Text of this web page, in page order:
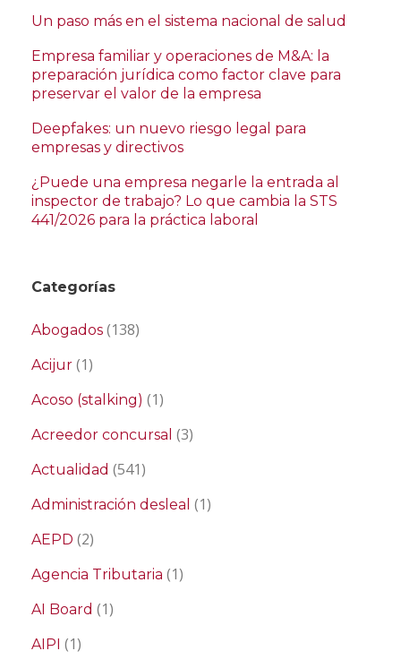
Un paso más en el sistema nacional de salud
Empresa familiar y operaciones de M&A: la
preparación jurídica como factor clave para
preservar el valor de la empresa
Deepfakes: un nuevo riesgo legal para
empresas y directivos
¿Puede una empresa negarle la entrada al
inspector de trabajo? Lo que cambia la STS
441/2026 para la práctica laboral
Categorías
Abogados (138)
Acijur (1)
Acoso (stalking) (1)
Acreedor concursal (3)
Actualidad (541)
Administración desleal (1)
AEPD (2)
Agencia Tributaria (1)
AI Board (1)
AIPI (1)